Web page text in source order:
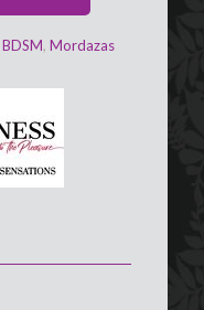
BDSM, Mordazas